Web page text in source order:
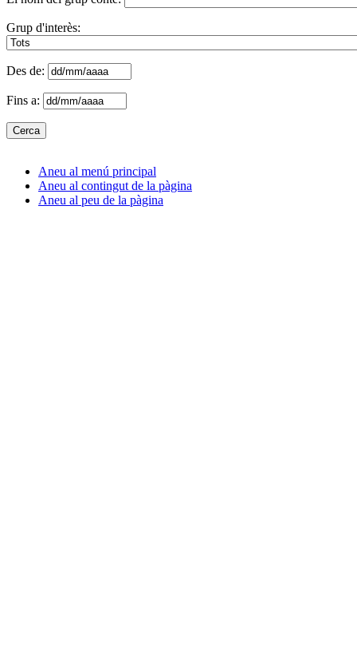
Grup d'interès:
Des de:
Fins a:
Aneu al menú principal
Aneu al contingut de la pàgina
Aneu al peu de la pàgina